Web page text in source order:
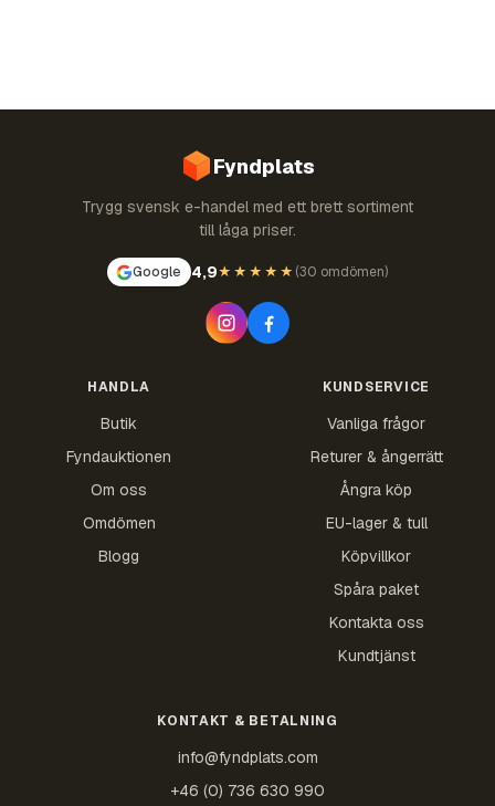
Fyndplats
Trygg svensk e-handel med ett brett sortiment
till låga priser.
Google 4,9★★★★★ (30 omdömen)
HANDLA
Butik
Fyndauktionen
Om oss
Omdömen
Blogg
KUNDSERVICE
Vanliga frågor
Returer & ångerrätt
Ångra köp
EU-lager & tull
Köpvillkor
Spåra paket
Kontakta oss
Kundtjänst
KONTAKT & BETALNING
info@fyndplats.com
+46 (0) 736 630 990